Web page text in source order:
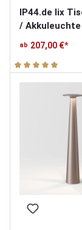
IP44.de lix
/
amber
ab 207,00 €*